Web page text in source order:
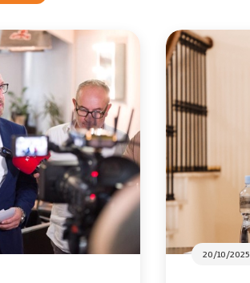
Лекторски испит
20/10/2025